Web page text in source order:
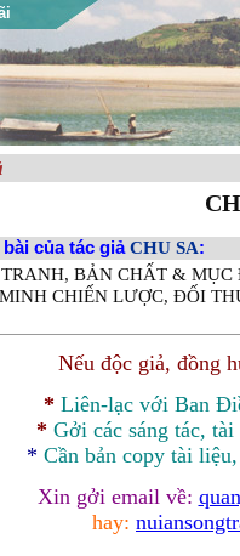
bài của tác giảCHU SA:
BẢN CHẤT & MỤC
CHIẾN LƯỢC, ĐỐI
Nếu độc giả, đồng
* Liên-lạc với Ban
* Gởi các sáng tác,
* Cần bản copy tài
Xin gởi email về:
hay: